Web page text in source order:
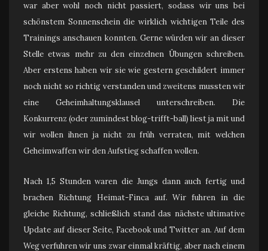
war aber wohl noch nicht passiert, sodass wir uns bei
schönstem Sonnenschein die wirklich wichtigen Teile des
Trainings anschauen konnten. Gerne würden wir an dieser
Stelle etwas mehr zu den einzelnen Übungen schreiben.
Aber erstens haben wir sie wie gestern geschildert immer
noch nicht so richtig verstanden und zweitens mussten wir
eine Geheimhaltungsklausel unterschreiben. Die
Konkurrenz (oder zumindest blog-trifft-ball) liest ja mit und
wir wollen ihnen ja nicht zu früh verraten, mit welchen
Geheimwaffen wir den Aufstieg schaffen wollen.
Nach 1,5 Stunden waren die Jungs dann auch fertig und
brachen Richtung Heimat-Finca auf. Wir fuhren in die
gleiche Richtung, schließlich stand das nächste ultimative
Update auf dieser Seite, Facebook und Twitter an. Auf dem
Weg verfuhren wir uns zwar einmal kräftig, aber nach einem